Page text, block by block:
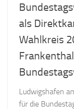
als
Wahlkreis
Ludwigshafen
für die